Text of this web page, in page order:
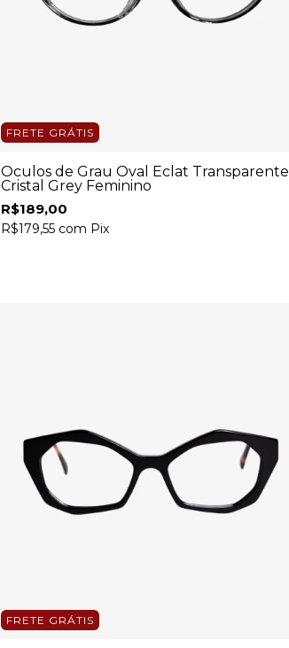
FRETE GRÁTIS
Óculos de Grau Oval Eclat Transparente
Cristal Grey Feminino
R$189,00
R$179,55 com Pix
FRETE GRÁTIS